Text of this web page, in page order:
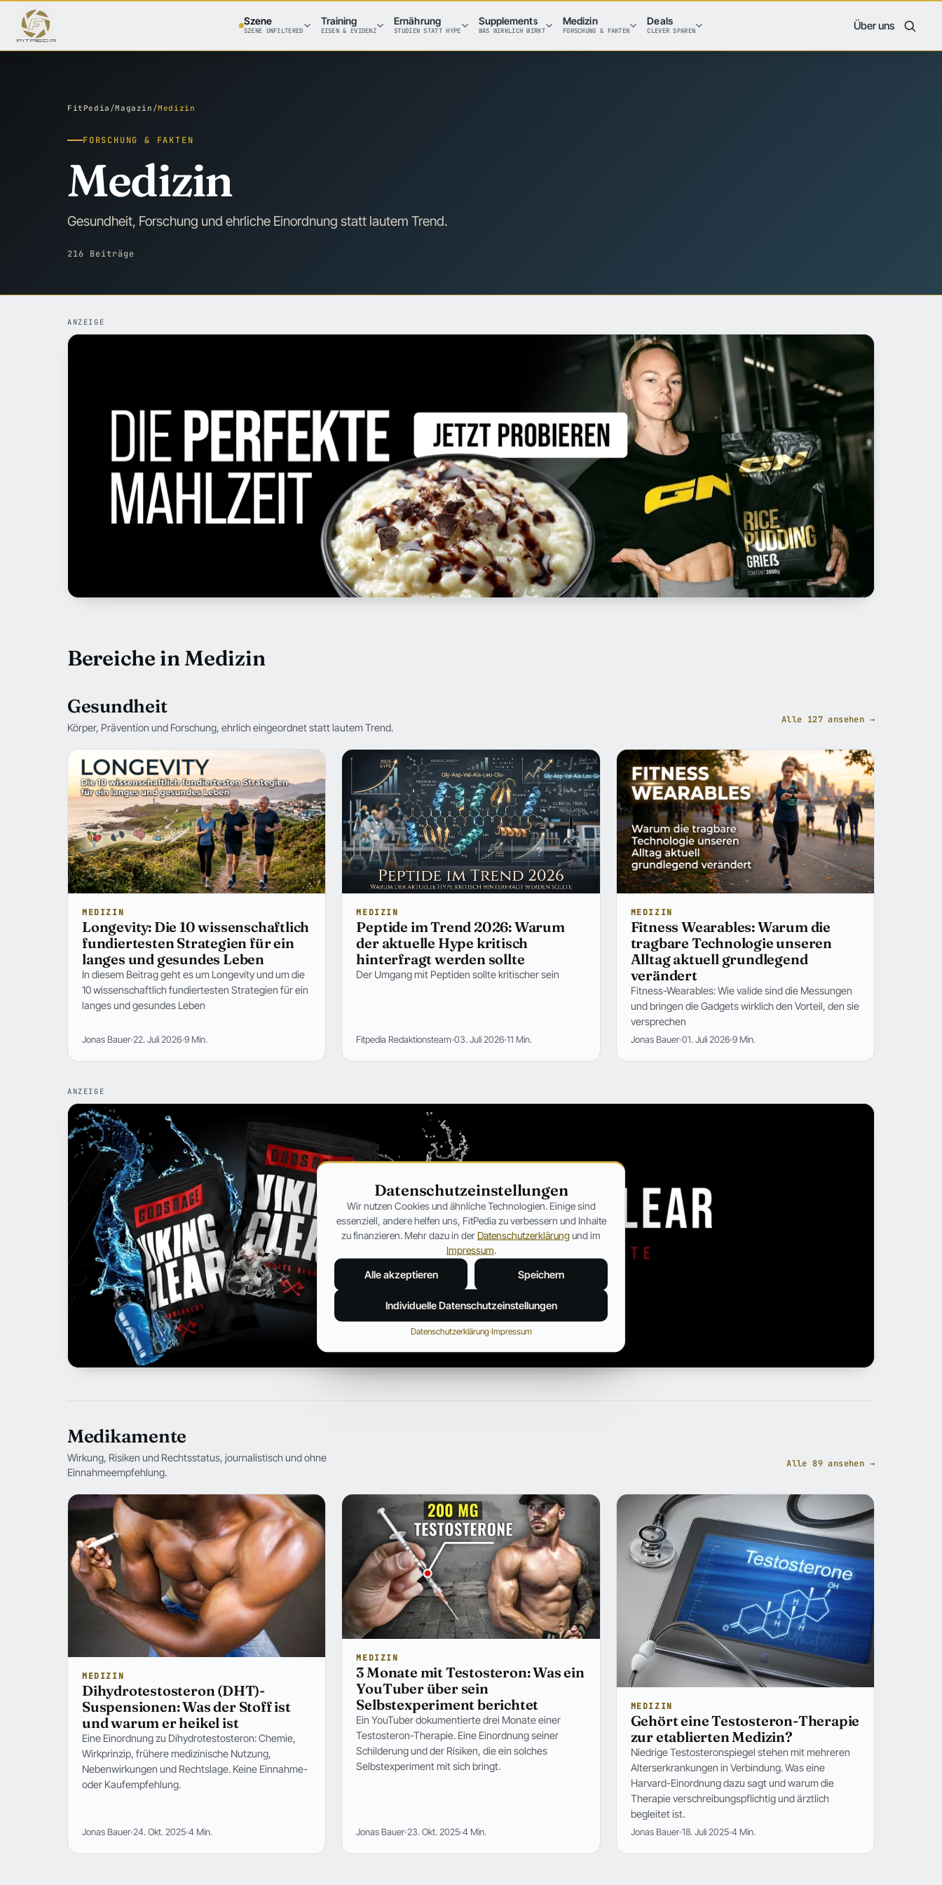
Szene
SZENE UNFILTERED
Training
EISEN & EVIDENZ
Ernährung
STUDIEN STATT HYPE
Supplements
WAS WIRKLICH WIRKT
Medizin
FORSCHUNG & FAKTEN
Deals
CLEVER SPAREN Über uns
FitPedia /Magazin /Medizin
FORSCHUNG & FAKTEN
Medizin
Gesundheit, Forschung und ehrliche Einordnung statt lautem Trend.
216 Beiträge
ANZEIGE
Bereiche in Medizin
Gesundheit
Körper, Prävention und Forschung, ehrlich eingeordnet statt lautem Trend.
Alle 127 ansehen →
MEDIZIN
Longevity: Die 10 wissenschaftlich
fundiertesten Strategien für ein
langes und gesundes Leben
In diesem Beitrag geht es um Longevity und um die
10 wissenschaftlich fundiertesten Strategien für ein
langes und gesundes Leben
Jonas Bauer 22. Juli 2026 9 Min.
MEDIZIN
Peptide im Trend 2026: Warum
der aktuelle Hype kritisch
hinterfragt werden sollte
Der Umgang mit Peptiden sollte kritischer sein
Fitpedia Redaktionsteam 03. Juli 2026 11 Min.
MEDIZIN
Fitness Wearables: Warum die
tragbare Technologie unseren
Alltag aktuell grundlegend
verändert
Fitness-Wearables: Wie valide sind die Messungen
und bringen die Gadgets wirklich den Vorteil, den sie
versprechen
Jonas Bauer 01. Juli 2026 9 Min.
ANZEIGE
Medikamente
Wirkung, Risiken und Rechtsstatus, journalistisch und ohne
Einnahmeempfehlung.
Alle 89 ansehen →
MEDIZIN
Dihydrotestosteron (DHT)-
Suspensionen: Was der Stoff ist
und warum er heikel ist
Eine Einordnung zu Dihydrotestosteron: Chemie,
Wirkprinzip, frühere medizinische Nutzung,
Nebenwirkungen und Rechtslage. Keine Einnahme-
oder Kaufempfehlung.
Jonas Bauer 24. Okt. 2025 4 Min.
MEDIZIN
3 Monate mit Testosteron: Was ein
YouTuber über sein
Selbstexperiment berichtet
Ein YouTuber dokumentierte drei Monate einer
Testosteron-Therapie. Eine Einordnung seiner
Schilderung und der Risiken, die ein solches
Selbstexperiment mit sich bringt.
Jonas Bauer 23. Okt. 2025 4 Min.
MEDIZIN
Gehört eine Testosteron-Therapie
zur etablierten Medizin?
Niedrige Testosteronspiegel stehen mit mehreren
Alterserkrankungen in Verbindung. Was eine
Harvard-Einordnung dazu sagt und warum die
Therapie verschreibungspflichtig und ärztlich
begleitet ist.
Jonas Bauer 18. Juli 2025 4 Min.
Datenschutzeinstellungen
Wir nutzen Cookies und ähnliche Technologien. Einige sind
essenziell, andere helfen uns, FitPedia zu verbessern und Inhalte
zu finanzieren. Mehr dazu in der Datenschutzerklärungund im
Impressum
Alle akzeptieren Speichern
Individuelle Datenschutzeinstellungen
Datenschutzerklärung·Impressum